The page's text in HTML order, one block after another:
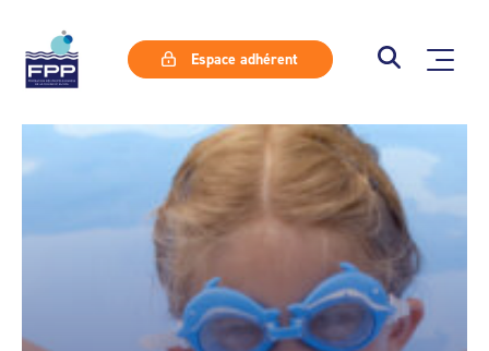
Espace adhérent